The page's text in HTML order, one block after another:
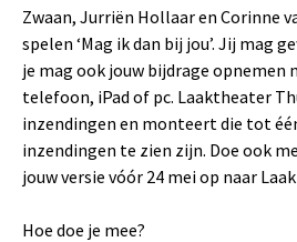
Zwaan, Jurriën Hollaar en Corinne
spelen ‘Mag ik dan bij jou’. Jij mag
je mag ook jouw bijdrage opnemen
telefoon, iPad of pc. Laaktheater
inzendingen en monteert die tot
inzendingen te zien zijn. Doe ook
jouw versie vóór 24 mei op naar
Hoe doe je mee?